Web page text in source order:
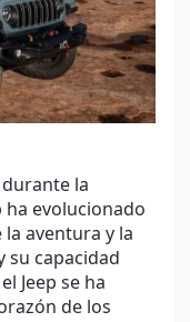
la
ha evolucionado
aventura y la
su capacidad
Jeep se ha
de los